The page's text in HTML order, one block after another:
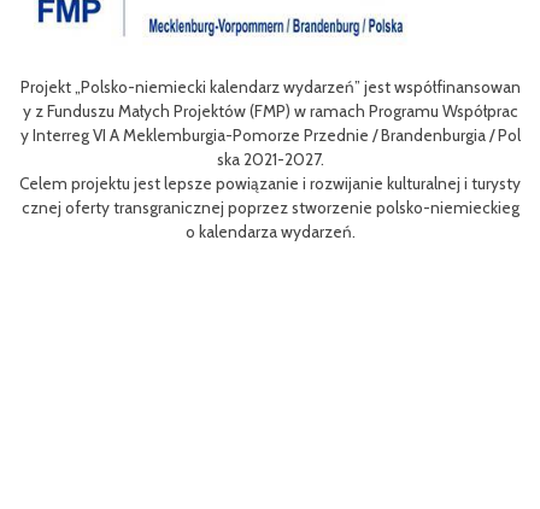
wydarzeń” jest współfinansowan
w ramach Programu Współprac
Przednie / Brandenburgia / Pol
i rozwijanie kulturalnej i turysty
stworzenie polsko-niemieckieg
Celem III Polsko-Niemieckich Dni
nie oferty turystycznej oraz
niej dla mieszkańców obszaru
w
Efektem planowanych działań jest
m rowerów możliwości różnych tras
aangażowanie prawdziwych